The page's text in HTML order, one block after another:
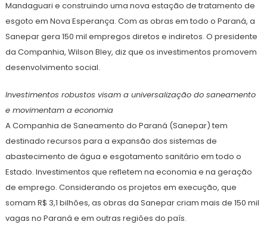
Mandaguari e construindo uma nova estação de tratamento de
esgoto em Nova Esperança. Com as obras em todo o Paraná, a
Sanepar gera 150 mil empregos diretos e indiretos. O presidente
da Companhia, Wilson Bley, diz que os investimentos promovem
desenvolvimento social.
Investimentos robustos visam a universalização do saneamento
e movimentam a economia
A Companhia de Saneamento do Paraná (Sanepar) tem
destinado recursos para a expansão dos sistemas de
abastecimento de água e esgotamento sanitário em todo o
Estado. Investimentos que refletem na economia e na geração
de emprego. Considerando os projetos em execução, que
somam R$ 3,1 bilhões, as obras da Sanepar criam mais de 150 mil
vagas no Paraná e em outras regiões do país.